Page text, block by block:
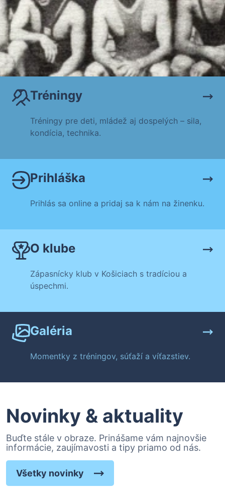
Tréningy
Tréningy pre deti, mládež aj dospelých – sila,
kondícia, technika.
Prihláška
Prihlás sa online a pridaj sa k nám na žinenku.
O klube
Zápasnícky klub v Košiciach s tradíciou a
úspechmi.
Galéria
Momentky z tréningov, súťaží a víťazstiev.
Novinky & aktuality
Buďte stále v obraze. Prinášame vám najnovšie
informácie, zaujímavosti a tipy priamo od nás.
Všetky novinky